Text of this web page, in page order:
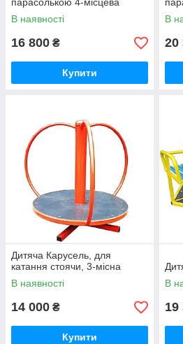
В наявності
16 800 ₴
Купити
В
20
Дитяча Карусель, для
катання стоячи, 3-місна
В наявності
14 000 ₴
Купити
В
19